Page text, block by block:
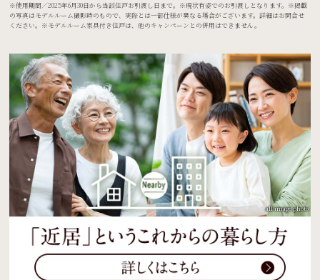
※使用期間／2025年6月30日から当該住戸お引渡し日まで。※現状有姿でのお引渡しとなります。※掲載
の写真はモデルルーム撮影時のもので、実際とは一部仕様が異なる場合がございます。詳細はお問合せ
ください。※モデルルーム家具付き住戸は、他のキャンペーンとの併用はできません。
all image photo